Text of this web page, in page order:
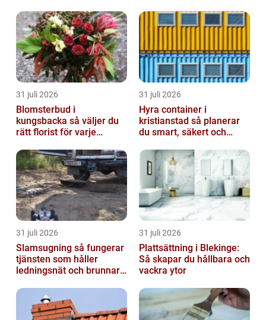
31 juli 2026
Blomsterbud i
kungsbacka så väljer du
rätt florist för varje
31 juli 2026
Hyra container i
kristianstad så planerar
du smart, säkert och
31 juli 2026
Slamsugning så fungerar
tjänsten som håller
ledningsnät och brunnar i
31 juli 2026
Plattsättning i Blekinge:
Så skapar du hållbara och
vackra ytor